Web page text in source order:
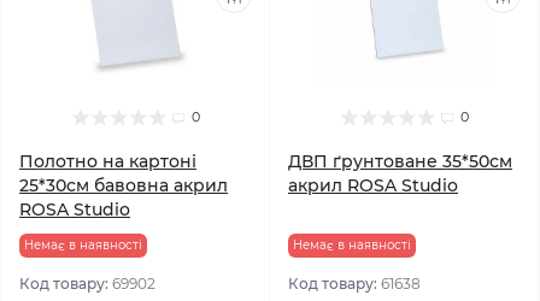
0
Полотно на картоні
25*30см бавовна акрил
ROSA Studio
Немає в наявності
Код товару: 69902
0
ДВП ґрунтоване 35*50см
акрил ROSA Studio
Немає в наявності
Код товару: 61638